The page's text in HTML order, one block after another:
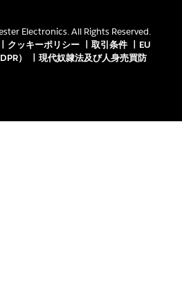
Electronics. All Rights Reserved.
クッキーポリシー 取引条件
EU
）
現代奴隷法及び人身売買防